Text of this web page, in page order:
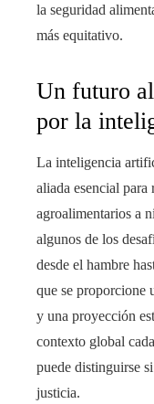
la seguridad
más equitativo.
Un futuro
por la
La inteligencia
aliada esencial para
agroalimentarios a
algunos de los
desde el hambre
que se proporcione
y una proyección
contexto global
puede distinguirse
justicia.